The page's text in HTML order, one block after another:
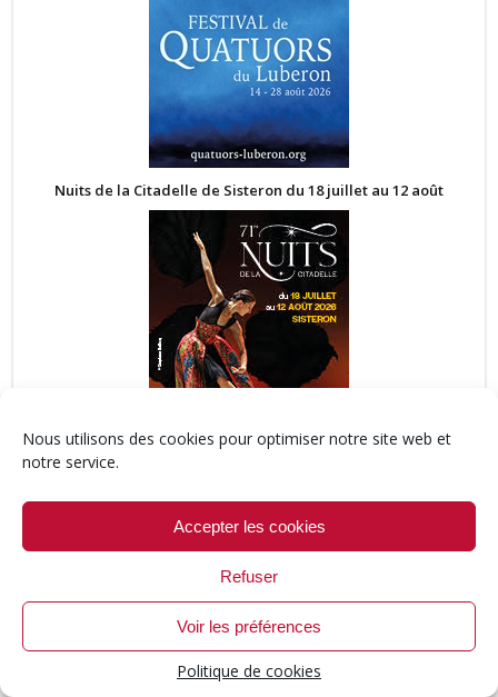
Nous utilisons des cookies pour optimiser notre site web et
notre service.
Accepter les cookies
Refuser
Voir les préférences
Politique de cookies
Nuits de la Citadelle de Sisteron du 18 juillet au 12 août